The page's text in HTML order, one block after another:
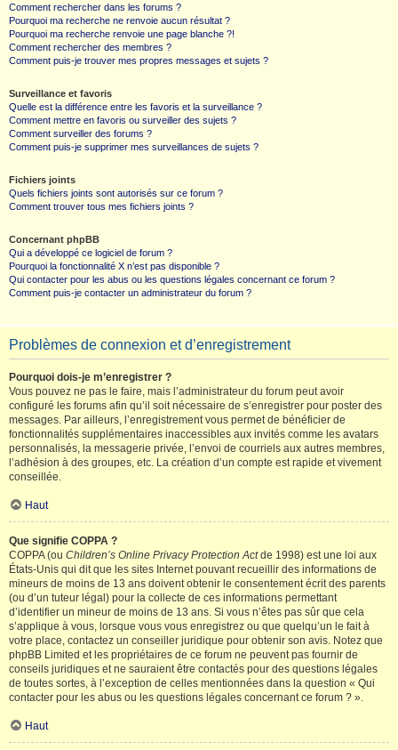
Comment rechercher dans les forums ?
Pourquoi ma recherche ne renvoie aucun résultat ?
Pourquoi ma recherche renvoie une page blanche ?!
Comment rechercher des membres ?
Comment puis-je trouver mes propres messages et sujets ?
Surveillance et favoris
Quelle est la différence entre les favoris et la surveillance ?
Comment mettre en favoris ou surveiller des sujets ?
Comment surveiller des forums ?
Comment puis-je supprimer mes surveillances de sujets ?
Fichiers joints
Quels fichiers joints sont autorisés sur ce forum ?
Comment trouver tous mes fichiers joints ?
Concernant phpBB
Qui a développé ce logiciel de forum ?
Pourquoi la fonctionnalité X n’est pas disponible ?
Qui contacter pour les abus ou les questions légales concernant ce forum ?
Comment puis-je contacter un administrateur du forum ?
Problèmes de connexion et d’enregistrement
Pourquoi dois-je m’enregistrer ?
Vous pouvez ne pas le faire, mais l’administrateur du forum peut avoir
configuré les forums afin qu’il soit nécessaire de s’enregistrer pour poster des
messages. Par ailleurs, l’enregistrement vous permet de bénéficier de
fonctionnalités supplémentaires inaccessibles aux invités comme les avatars
personnalisés, la messagerie privée, l’envoi de courriels aux autres membres,
l’adhésion à des groupes, etc. La création d’un compte est rapide et vivement
conseillée.
Haut
Que signifie COPPA ?
COPPA (ou Children’s Online Privacy Protection Actde 1998) est une loi aux
États-Unis qui dit que les sites Internet pouvant recueillir des informations de
mineurs de moins de 13 ans doivent obtenir le consentement écrit des parents
(ou d’un tuteur légal) pour la collecte de ces informations permettant
d’identifier un mineur de moins de 13 ans. Si vous n’êtes pas sûr que cela
s’applique à vous, lorsque vous vous enregistrez ou que quelqu’un le fait à
votre place, contactez un conseiller juridique pour obtenir son avis. Notez que
phpBB Limited et les propriétaires de ce forum ne peuvent pas fournir de
conseils juridiques et ne sauraient être contactés pour des questions légales
de toutes sortes, à l’exception de celles mentionnées dans la question « Qui
contacter pour les abus ou les questions légales concernant ce forum ? ».
Haut